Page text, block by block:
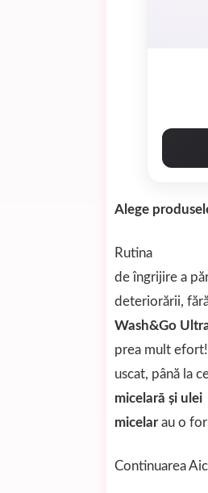
Alege
Rutina
de îngrijire a
deteriorării,
Wash&Go
prea mult
uscat, până la
micelară și ulei
micelarau o
Continuarea